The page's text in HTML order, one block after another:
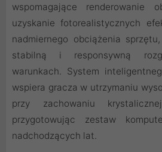
wspomagające renderowanie
uzyskanie fotorealistycznych
nadmiernego obciążenia
stabilną i responsywną
warunkach. System
wspiera gracza w utrzymaniu
przy zachowaniu
przygotowując zestaw
nadchodzących lat.